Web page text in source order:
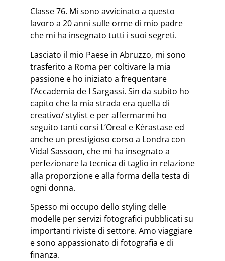
Classe 76. Mi sono avvicinato a questo
lavoro a 20 anni sulle orme di mio padre
che mi ha insegnato tutti i suoi segreti.
Lasciato il mio Paese in Abruzzo, mi sono
trasferito a Roma per coltivare la mia
passione e ho iniziato a frequentare
l’Accademia de I Sargassi. Sin da subito ho
capito che la mia strada era quella di
creativo/ stylist e per affermarmi ho
seguito tanti corsi L’Oreal e Kérastase ed
anche un prestigioso corso a Londra con
Vidal Sassoon, che mi ha insegnato a
perfezionare la tecnica di taglio in relazione
alla proporzione e alla forma della testa di
ogni donna.
Spesso mi occupo dello styling delle
modelle per servizi fotografici pubblicati su
importanti riviste di settore. Amo viaggiare
e sono appassionato di fotografia e di
finanza.